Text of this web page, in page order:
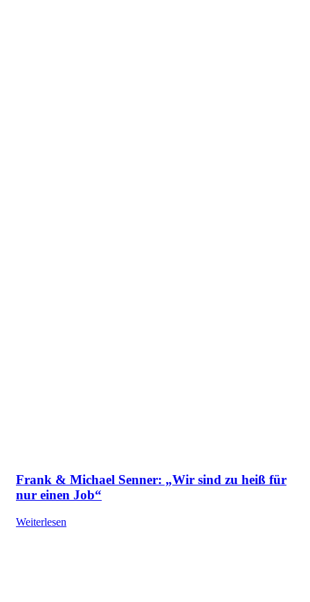
Frank & Michael Senner: „Wir sind zu heiß für
nur einen Job“
Weiterlesen